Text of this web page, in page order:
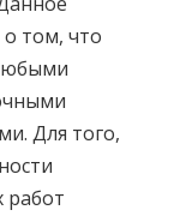
о том, что
Для того,
работ